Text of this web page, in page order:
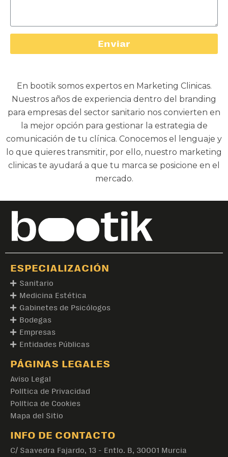
Enviar
En bootik somos expertos en Marketing Clinicas.
Nuestros años de experiencia dentro del branding
para empresas del sector sanitario nos convierten en
la mejor opción para gestionar la estrategia de
comunicación de tu clínica. Conocemos el lenguaje y
lo que quieres transmitir, por ello, nuestro marketing
clinicas te ayudará a que tu marca se posicione en el
mercado.
ESPECIALIZACIÓN
Sanitario
Medicina Estética
Gabinetes de Psicólogos
Bodegas
Empresas
Entidades Públicas
PÁGINAS LEGALES
Aviso Legal
Política de Privacidad
Política de Cookies
Mapa del Sitio
INFO DE CONTACTO
C/ Saavedra Fajardo, 13 - Entlo. B, 30001 Murcia